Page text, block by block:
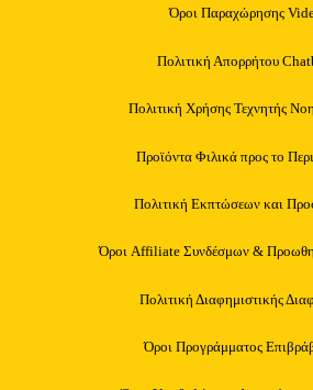
Όροι Παραχώρησης
Πολιτική Απορρήτου
Πολιτική Χρήσης Τεχνητής
Προϊόντα Φιλικά προς το
Πολιτική Εκπτώσεων και
Όροι Affiliate Συνδέσμων &
Πολιτική Διαφημιστικής
Όροι Προγράμματος